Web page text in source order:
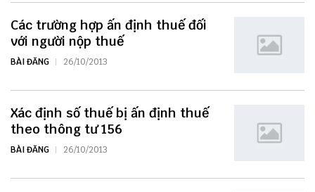
Các trường hợp ấn định thuế đối
với người nộp thuế
BÀI ĐĂNG 26/10/2013
Xác định số thuế bị ấn định thuế
theo thông tư 156
BÀI ĐĂNG 26/10/2013